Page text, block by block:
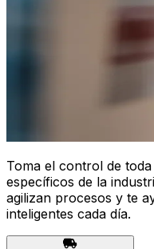
Toma el control de
específicos de la
agilizan procesos y te
inteligentes cada día.